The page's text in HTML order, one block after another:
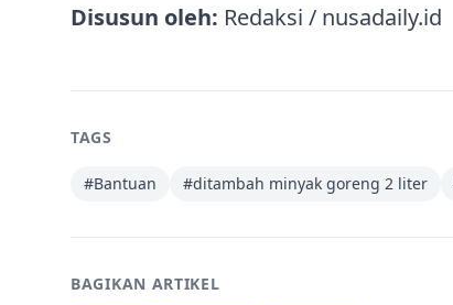
Disusun oleh: Redaksi / nusadaily.id
TAGS
#Bantuan #ditambah minyak goreng 2 liter
BAGIKAN ARTIKEL